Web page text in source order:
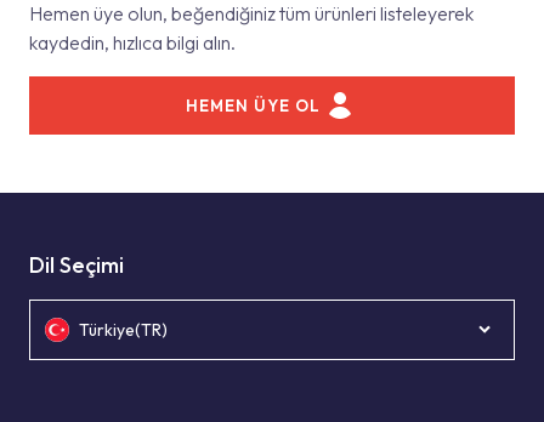
Hemen üye olun, beğendiğiniz tüm ürünleri listeleyerek
kaydedin, hızlıca bilgi alın.
HEMEN ÜYE OL
Dil Seçimi
Türkiye(TR)